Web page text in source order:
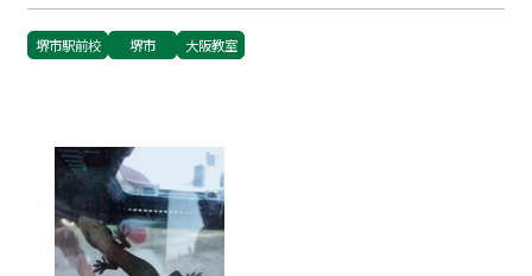
堺市駅前校 堺市 大阪教室